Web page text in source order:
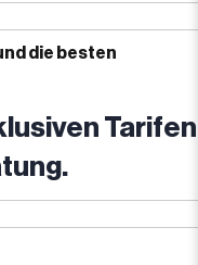
die besten
Tarifen